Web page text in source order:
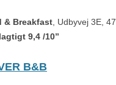
& Breakfast , Udbyvej 3E,
9,4 /10”
B&B